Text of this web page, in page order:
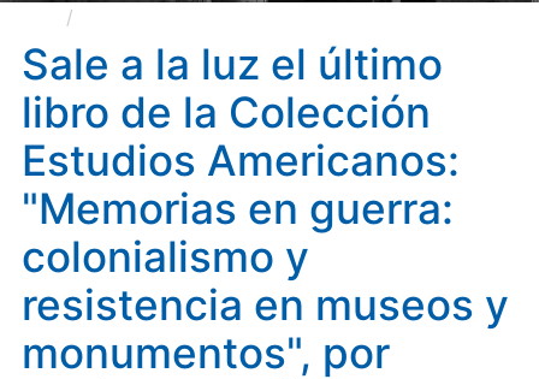
Estudios Americanos: "Memorias en guerra:
colonialismo y resistencia en museos y monumentos",
por Marisa González de Oleaga y María Silvia di Liscia
Sale a la luz el último
libro de la Colección
Estudios Americanos:
"Memorias en guerra:
colonialismo y
resistencia en museos y
monumentos", por